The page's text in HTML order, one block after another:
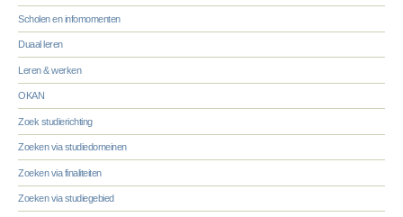
Scholen en infomomenten
Duaal leren
Leren & werken
OKAN
Zoek studierichting
Zoeken via studiedomeinen
Zoeken via finaliteiten
Zoeken via studiegebied